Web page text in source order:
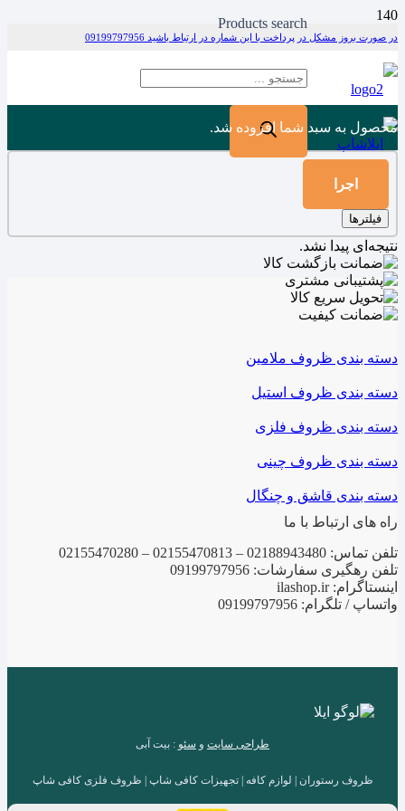
در صورت بروز مشکل در پرداخت با این شماره در ارتباط باشید 09199797956
Products search
محصول به سبد شما افزوده شد.
اجرا
فیلترها
نتیجه‌ای پیدا نشد.
دسته بندی ظروف ملامین
دسته بندی ظروف استیل
دسته بندی ظروف فلزی
دسته بندی ظروف چینی
دسته بندی قاشق و چنگال
راه های ارتباط با ما
تلفن تماس: 02188943480 – 02155470813 – 02155470280
تلفن رهگیری سفارشات: 09199797956
اینستاگرام: ilashop.ir
واتساپ / تلگرام: 09199797956
طراحی سایت و سئو : بیت آبی
ظروف رستوران | لوازم کافه | تجهیزات کافی شاپ | ظروف فلزی کافی شاپ